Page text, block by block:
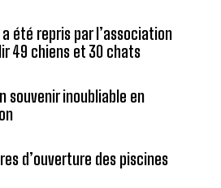
été repris par l’association
49 chiens et 30 chats
souvenir inoubliable en
d’ouverture des piscines